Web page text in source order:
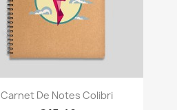
Snel bekijken
Carnet De Notes Colibri